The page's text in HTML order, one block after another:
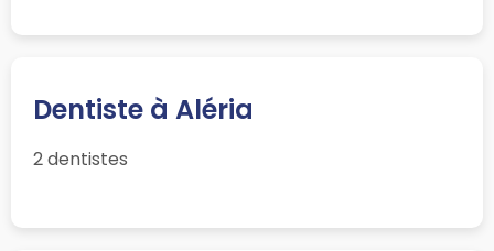
Dentiste à Aléria
2 dentistes